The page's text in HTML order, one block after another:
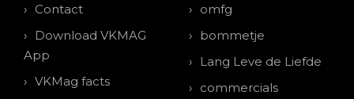
Contact
Download VKMAG
App
VKMag facts
omfg
bommetje
Lang Leve de Liefde
commercials